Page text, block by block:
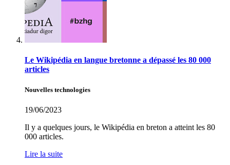
Le Wikipédia en langue bretonne a dépassé les 80 000
articles
Nouvelles technologies
19/06/2023
Il y a quelques jours, le Wikipédia en breton a atteint les 80
000 articles.
Lire la suite